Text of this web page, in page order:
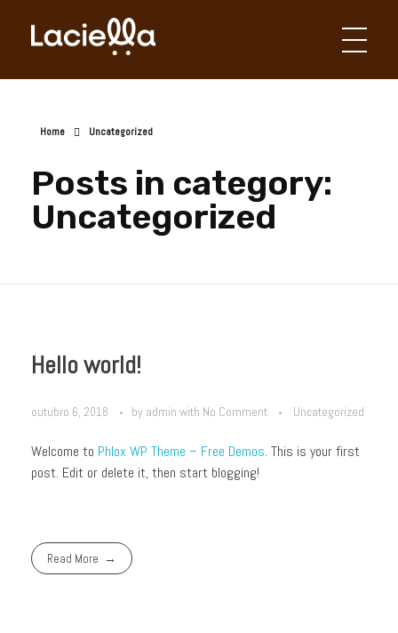
Home Uncategorized
Posts in category:
Uncategorized
Hello world!
outubro 6, 2018 by admin with No Comment Uncategorized
Welcome to Phlox WP Theme – Free Demos. This is your first
post. Edit or delete it, then start blogging!
Read More